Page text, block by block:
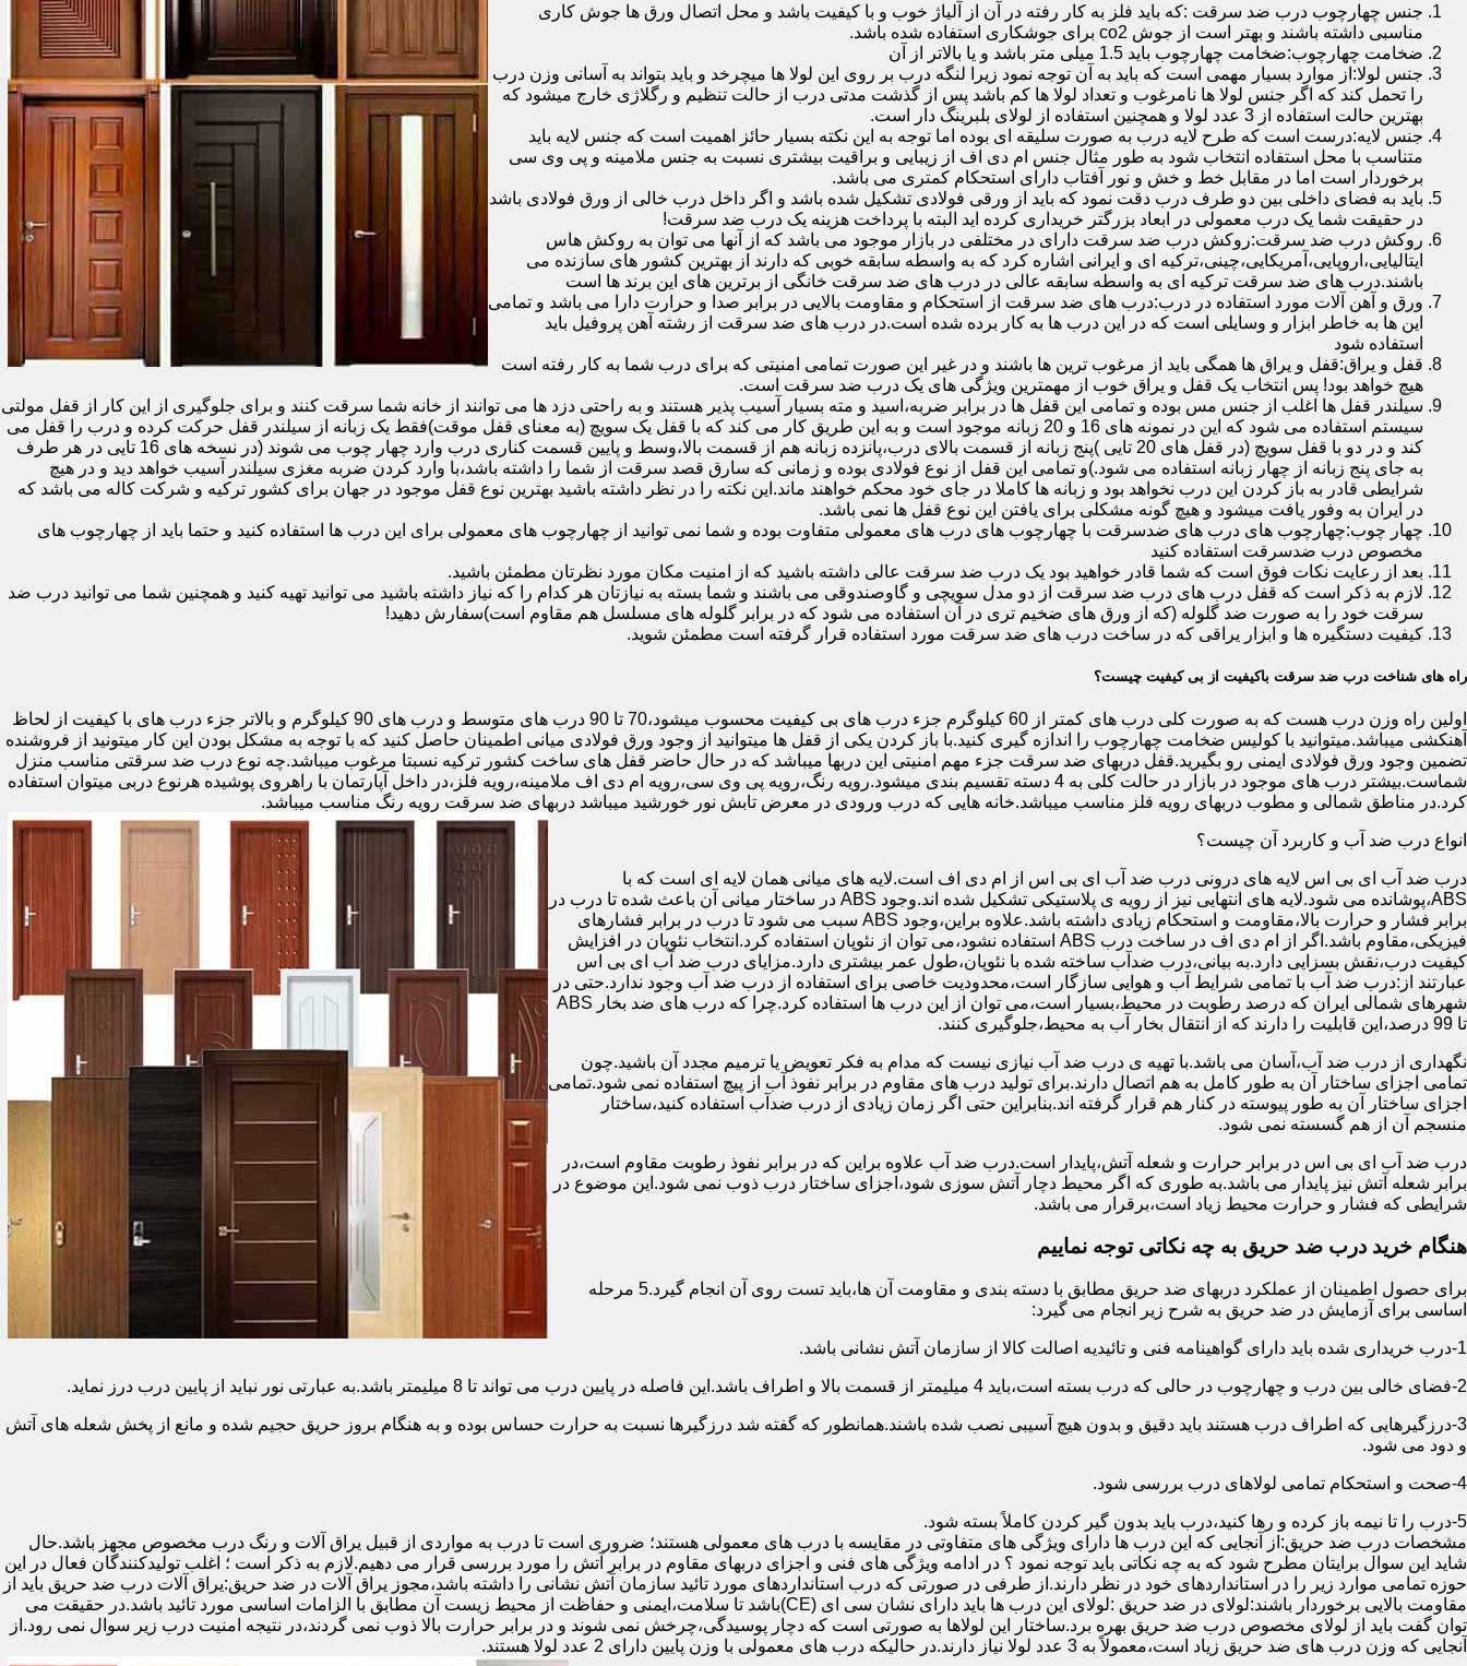
جنس چهارچوب درب ضد سرقت :که باید فلز به کار رفته در آن از آلیاژ خوب و با کیفیت باشد و محل اتصال ورق ها جوش کاری
مناسبی داشته باشند و بهتر است از جوش co2 برای جوشکاری استفاده شده باشد.
ضخامت چهارچوب:ضخامت چهارچوب باید 1.5 میلی متر باشد و یا بالاتر از آن
جنس لولا:از موارد بسیار مهمی است که باید به آن توجه نمود زیرا لنگه درب بر روی این لولا ها میچرخد و باید بتواند به آسانی وزن درب
را تحمل کند که اگر جنس لولا ها نامرغوب و تعداد لولا ها کم باشد پس از گذشت مدتی درب از حالت تنظیم و رگلاژی خارج میشود که
بهترین حالت استفاده از 3 عدد لولا و همچنین استفاده از لولای بلبرینگ دار است.
جنس لایه:درست است که طرح لایه درب به صورت سلیقه ای بوده اما توجه به این نکته بسیار حائز اهمیت است که جنس لایه باید
متناسب با محل استفاده انتخاب شود به طور مثال جنس ام دی اف از زیبایی و براقیت بیشتری نسبت به جنس ملامینه و پی وی سی
برخوردار است اما در مقابل خط و خش و نور آفتاب دارای استحکام کمتری می باشد.
باید به فضای داخلی بین دو طرف درب دقت نمود که باید از ورقی فولادی تشکیل شده باشد و اگر داخل درب خالی از ورق فولادی باشد
در حقیقت شما یک درب معمولی در ابعاد بزرگتر خریداری کرده اید البته با پرداخت هزینه یک درب ضد سرقت!
روکش درب ضد سرقت:روکش درب ضد سرقت دارای در مختلفی در بازار موجود می باشد که از آنها می توان به روکش هاس
ایتالیایی،اروپایی،آمریکایی،چینی،ترکیه ای و ایرانی اشاره کرد که به واسطه سابقه خوبی که دارند از بهترین کشور های سازنده می
باشند.درب های ضد سرقت ترکیه ای به واسطه سابقه عالی در درب های ضد سرقت خانگی از برترین های این برند ها است
ورق و آهن آلات مورد استفاده در درب:درب های ضد سرقت از استحکام و مقاومت بالایی در برابر صدا و حرارت دارا می باشد و تمامی
این ها به خاطر ابزار و وسایلی است که در این درب ها به کار برده شده است.در درب های ضد سرقت از رشته آهن پروفیل باید
استفاده شود
قفل و یراق:قفل و یراق ها همگی باید از مرغوب ترین ها باشند و در غیر این صورت تمامی امنیتی که برای درب شما به کار رفته است
هیچ خواهد بود! پس انتخاب یک قفل و یراق خوب از مهمترین ویژگی های یک درب ضد سرقت است.
سیلندر قفل ها اغلب از جنس مس بوده و تمامی این قفل ها در برابر ضربه،اسید و مته بسیار آسیب پذیر هستند و به راحتی دزد ها می توانند از خانه شما سرقت کنند و برای جلوگیری از این کار از قفل مولتی
سیستم استفاده می شود که این در نمونه های 16 و 20 زبانه موجود است و به این طریق کار می کند که با قفل یک سویچ (به معنای قفل موقت)فقط یک زبانه از سیلندر قفل حرکت کرده و درب را قفل می
کند و در دو با قفل سویچ (در قفل های 20 تایی )پنج زبانه از قسمت بالای درب،پانزده زبانه هم از قسمت بالا،وسط و پایین قسمت کناری درب وارد چهار چوب می شوند (در نسخه های 16 تایی در هر طرف
به جای پنج زبانه از چهار زبانه استفاده می شود.)و تمامی این قفل از نوع فولادی بوده و زمانی که سارق قصد سرقت از شما را داشته باشد،با وارد کردن ضربه مغزی سیلندر آسیب خواهد دید و در هیچ
شرایطی قادر به باز کردن این درب نخواهد بود و زبانه ها کاملا در جای خود محکم خواهند ماند.این نکته را در نظر داشته باشید بهترین نوع قفل موجود در جهان برای کشور ترکیه و شرکت کاله می باشد که
در ایران به وفور یافت میشود و هیچ گونه مشکلی برای یافتن این نوع قفل ها نمی باشد.
چهار چوب:چهارچوب های درب های ضدسرقت با چهارچوب های درب های معمولی متفاوت بوده و شما نمی توانید از چهارچوب های معمولی برای این درب ها استفاده کنید و حتما باید از چهارچوب های
مخصوص درب ضدسرقت استفاده کنید
بعد از رعایت نکات فوق است که شما قادر خواهید بود یک درب ضد سرقت عالی داشته باشید که از امنیت مکان مورد نظرتان مطمئن باشید.
لازم به ذکر است که قفل درب های درب ضد سرقت از دو مدل سویچی و گاوصندوقی می باشند و شما بسته به نیازتان هر کدام را که نیاز داشته باشید می توانید تهیه کنید و همچنین شما می توانید درب ضد
سرقت خود را به صورت ضد گلوله (که از ورق های ضخیم تری در آن استفاده می شود که در برابر گلوله های مسلسل هم مقاوم است)سفارش دهید!
کیفیت دستگیره ها و ابزار یراقی که در ساخت درب های ضد سرقت مورد استفاده قرار گرفته است مطمئن شوید.
راه های شناخت درب ضد سرقت باکیفیت از بی کیفیت چیست؟
اولین راه وزن درب هست که به صورت کلی درب های کمتر از 60 کیلوگرم جزء درب های بی کیفیت محسوب میشود،70 تا 90 درب های متوسط و درب های 90 کیلوگرم و بالاتر جزء درب های با کیفیت از لحاظ
آهنکشی میباشد.میتوانید با کولیس ضخامت چهارچوب را اندازه گیری کنید.با باز کردن یکی از قفل ها میتوانید از وجود ورق فولادی میانی اطمینان حاصل کنید که با توجه به مشکل بودن این کار میتونید از فروشنده
تضمین وجود ورق فولادی ایمنی رو بگیرید.قفل دربهای ضد سرقت جزء مهم امنیتی این دربها میباشد که در حال حاضر قفل های ساخت کشور ترکیه نسبتا مرغوب میباشد.چه نوع درب ضد سرقتی مناسب منزل
شماست.بیشتر درب های موجود در بازار در حالت کلی به 4 دسته تقسیم بندی میشود.رویه رنگ،رویه پی وی سی،رویه ام دی اف ملامینه،رویه فلز،در داخل آپارتمان با راهروی پوشیده هرنوع دربی میتوان استفاده
کرد.در مناطق شمالی و مطوب دربهای رویه فلز مناسب میباشد.خانه هایی که درب ورودی در معرض تابش نور خورشید میباشد دربهای ضد سرقت رویه رنگ مناسب میباشد.
انواع درب ضد آب و کاربرد آن چیست؟
درب ضد آب ای بی اس لایه های درونی درب ضد آب ای بی اس از ام دی اف است.لایه های میانی همان لایه ای است که با
ABS،پوشانده می شود.لایه های انتهایی نیز از رویه ی پلاستیکی تشکیل شده اند.وجود ABS در ساختار میانی آن باعث شده تا درب در
برابر فشار و حرارت بالا،مقاومت و استحکام زیادی داشته باشد.علاوه براین،وجود ABS سبب می شود تا درب در برابر فشارهای
فیزیکی،مقاوم باشد.اگر از ام دی اف در ساخت درب ABS استفاده نشود،می توان از نئوپان استفاده کرد.انتخاب نئوپان در افزایش
کیفیت درب،نقش بسزایی دارد.به بیانی،درب ضدآب ساخته شده با نئوپان،طول عمر بیشتری دارد.مزایای درب ضد آب ای بی اس
عبارتند از:درب ضد آب با تمامی شرایط آب و هوایی سازگار است،محدودیت خاصی برای استفاده از درب ضد آب وجود ندارد.حتی در
شهرهای شمالی ایران که درصد رطوبت در محیط،بسیار است،می توان از این درب ها استفاده کرد.چرا که درب های ضد بخار ABS
تا 99 درصد،این قابلیت را دارند که از انتقال بخار آب به محیط،جلوگیری کنند.
نگهداری از درب ضد آب،آسان می باشد.با تهیه ی درب ضد آب نیازی نیست که مدام به فکر تعویض یا ترمیم مجدد آن باشید.چون
تمامی اجزای ساختار آن به طور کامل به هم اتصال دارند.برای تولید درب های مقاوم در برابر نفوذ آب از پیچ استفاده نمی شود.تمامی
اجزای ساختار آن به طور پیوسته در کنار هم قرار گرفته اند.بنابراین حتی اگر زمان زیادی از درب ضدآب استفاده کنید،ساختار
منسجم آن از هم گسسته نمی شود.
درب ضد آب ای بی اس در برابر حرارت و شعله آتش،پایدار است.درب ضد آب علاوه براین که در برابر نفوذ رطوبت مقاوم است،در
برابر شعله آتش نیز پایدار می باشد.به طوری که اگر محیط دچار آتش سوزی شود،اجزای ساختار درب ذوب نمی شود.این موضوع در
شرایطی که فشار و حرارت محیط زیاد است،برقرار می باشد.
هنگام خرید درب ضد حریق به چه نکاتی توجه نماییم
برای حصول اطمینان از عملکرد دربهای ضد حریق مطابق با دسته بندی و مقاومت آن ها،باید تست روی آن انجام گیرد.5 مرحله
اساسی برای آزمایش در ضد حریق به شرح زیر انجام می گیرد:
1-درب خریداری شده باید دارای گواهینامه فنی و تائیدیه اصالت کالا از سازمان آتش نشانی باشد.
2-فضای خالی بین درب و چهارچوب در حالی که درب بسته است،باید 4 میلیمتر از قسمت بالا و اطراف باشد.این فاصله در پایین درب می تواند تا 8 میلیمتر باشد.به عبارتی نور نباید از پایین درب درز نماید.
3-درزگیرهایی که اطراف درب هستند باید دقیق و بدون هیچ آسیبی نصب شده باشند.همانطور که گفته شد درزگیرها نسبت به حرارت حساس بوده و به هنگام بروز حریق حجیم شده و مانع از پخش شعله های آتش
و دود می شود.
4-صحت و استحکام تمامی لولاهای درب بررسی شود.
5-درب را تا نیمه باز کرده و رها کنید،درب باید بدون گیر کردن کاملاً بسته شود.
مشخصات درب ضد حریق:از آنجایی که این درب ها دارای ویژگی های متفاوتی در مقایسه با درب های معمولی هستند؛ ضروری است تا درب به مواردی از قبیل یراق آلات و رنگ درب مخصوص مجهز باشد.حال
شاید این سوال برایتان مطرح شود که به چه نکاتی باید توجه نمود ؟ در ادامه ویژگی های فنی و اجزای دربهای مقاوم در برابر آتش را مورد بررسی قرار می دهیم.لازم به ذکر است ؛ اغلب تولیدکنندگان فعال در این
حوزه تمامی موارد زیر را در استانداردهای خود در نظر دارند.از طرفی در صورتی که درب استانداردهای مورد تائید سازمان آتش نشانی را داشته باشد،مجوز یراق آلات در ضد حریق:یراق آلات درب ضد حریق باید از
مقاومت بالایی برخوردار باشند:لولای در ضد حریق :لولای این درب ها باید دارای نشان سی ای (CE)باشد تا سلامت،ایمنی و حفاظت از محیط زیست آن مطابق با الزامات اساسی مورد تائید باشد.در حقیقت می
توان گفت باید از لولای مخصوص درب ضد حریق بهره برد.ساختار این لولاها به صورتی است که دچار پوسیدگی،چرخش نمی شوند و در برابر حرارت بالا ذوب نمی گردند،در نتیجه امنیت درب زیر سوال نمی رود.از
آنجایی که وزن درب های ضد حریق زیاد است،معمولاً به 3 عدد لولا نیاز دارند.در حالیکه درب های معمولی با وزن پایین دارای 2 عدد لولا هستند.